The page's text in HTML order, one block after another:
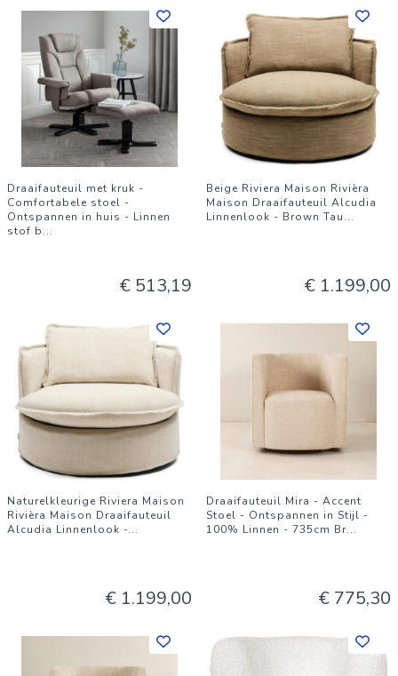
Draaifauteuil met kruk -
Comfortabele stoel -
Ontspannen in huis - Linnen
stof b...
€ 513,19
Beige Riviera Maison Rivièra
Maison Draaifauteuil Alcudia
Linnenlook - Brown Tau...
€ 1.199,00
Naturelkleurige Riviera Maison
Rivièra Maison Draaifauteuil
Alcudia Linnenlook -...
€ 1.199,00
Draaifauteuil Mira - Accent
Stoel - Ontspannen in Stijl -
100% Linnen - 735cm Br...
€ 775,30